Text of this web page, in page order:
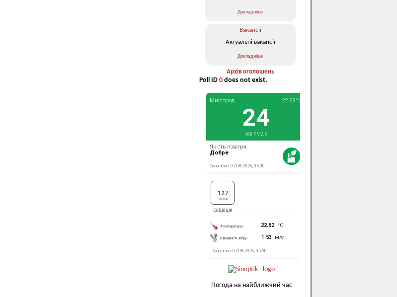
Докладніше
Вакансії
Актуальні вакансії
Докладніше
Архів оголошень
Poll ID 0 does not exist.
Погода на найближчий час